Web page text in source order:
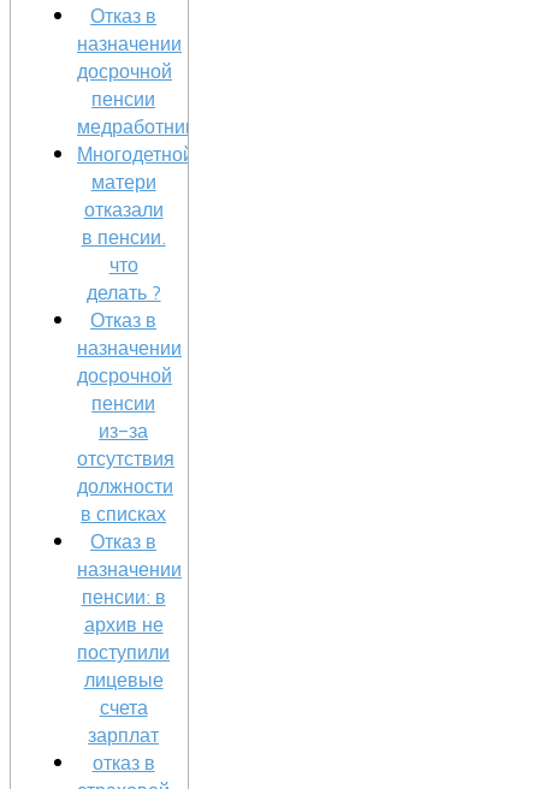
Отказ в
назначении
досрочной
пенсии
медработникам.
Многодетной
матери
отказали
в пенсии.
что
делать ?
Отказ в
назначении
досрочной
пенсии
из-за
отсутствия
должности
в списках
Отказ в
назначении
пенсии: в
архив не
поступили
лицевые
счета
зарплат
отказ в